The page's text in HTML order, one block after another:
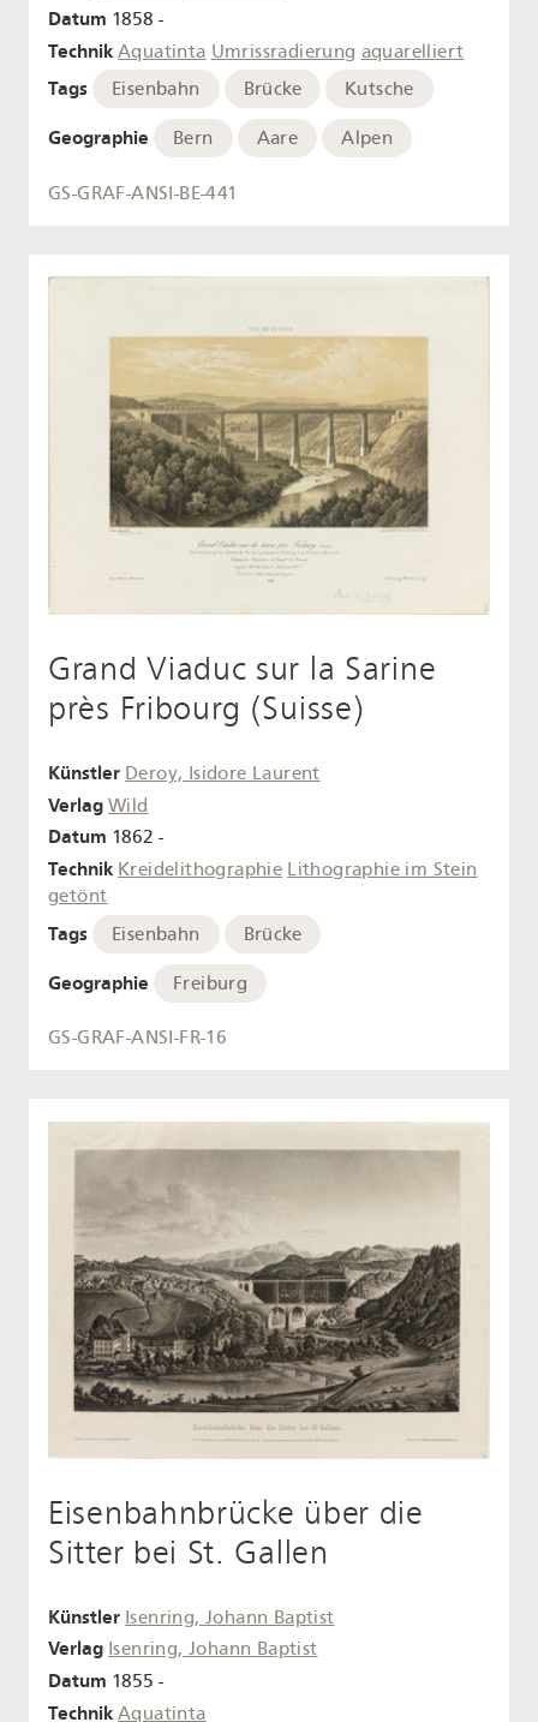
Datum 1858 -
Technik Aquatinta Umrissradierung aquarelliert
Tags Eisenbahn Brücke Kutsche
Geographie Bern Aare Alpen
GS-GRAF-ANSI-BE-441
Grand Viaduc sur la Sarine
près Fribourg (Suisse)
Künstler Deroy, Isidore Laurent
Verlag Wild
Datum 1862 -
Technik Kreidelithographie Lithographie im Stein
getönt
Tags Eisenbahn Brücke
Geographie Freiburg
GS-GRAF-ANSI-FR-16
Eisenbahnbrücke über die
Sitter bei St. Gallen
Künstler Isenring, Johann Baptist
Verlag Isenring, Johann Baptist
Datum 1855 -
Technik Aquatinta